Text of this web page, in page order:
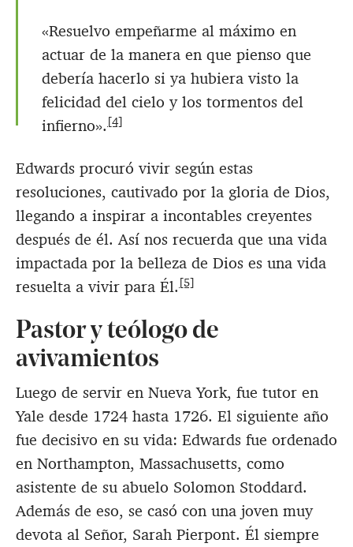
«Resuelvo empeñarme al máximo en
actuar de la manera en que pienso que
debería hacerlo si ya hubiera visto la
felicidad del cielo y los tormentos del
infierno». [4]
Edwards procuró vivir según estas
resoluciones, cautivado por la gloria de Dios,
llegando a inspirar a incontables creyentes
después de él. Así nos recuerda que una vida
impactada por la belleza de Dios es una vida
resuelta a vivir para Él. [5]
Pastor y teólogo de
avivamientos
Luego de servir en Nueva York, fue tutor en
Yale desde 1724 hasta 1726. El siguiente año
fue decisivo en su vida: Edwards fue ordenado
en Northampton, Massachusetts, como
asistente de su abuelo Solomon Stoddard.
Además de eso, se casó con una joven muy
devota al Señor, Sarah Pierpont. Él siempre